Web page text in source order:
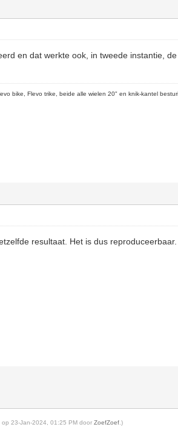
en dat werkte ook, in tweede instantie,
bike, Flevo trike, beide alle wielen 20" en knik-kantel
resultaat. Het is dus reproduceerbaar.
op 23-Jan-2024, 01:25 PM doorZoefZoef .)